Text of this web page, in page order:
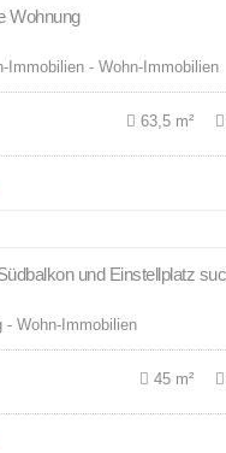
Wohnung
- Wohn-Immobilien
63,5 m²
und Einstellplatz
Wohn-Immobilien
45 m²